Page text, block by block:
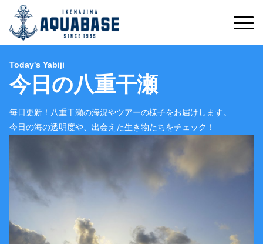
Today's Yabiji
今日の八重干瀬
毎日更新！八重干瀬の海況やツアーの様子をお届けします。
今日の海の透明度や、出会えた生き物たちをチェック！